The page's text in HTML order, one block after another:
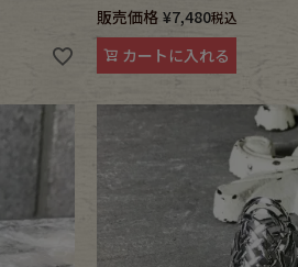
販売価格 ¥7,480税込
カートに入れる